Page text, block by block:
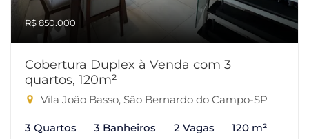
R$ 850.000
Cobertura Duplex à Venda com 3
quartos, 120m²
Vila João Basso, São Bernardo do Campo-SP
3 Quartos 3 Banheiros 2 Vagas 120 m²